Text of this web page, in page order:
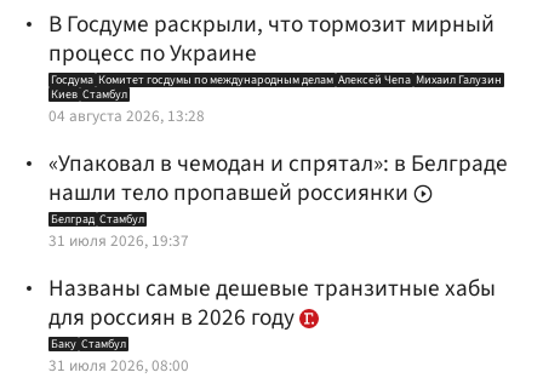
В Госдуме раскрыли, что тормозит мирный
процесс по Украине
Госдума Комитет госдумы по международным делам Алексей Чепа Михаил Галузин
Киев Стамбул
04 августа 2026, 13:28
«Упаковал в чемодан и спрятал»: в Белграде
нашли тело пропавшей россиянки
Белград Стамбул
31 июля 2026, 19:37
Названы самые дешевые транзитные хабы
для россиян в 2026 году
Баку Стамбул
31 июля 2026, 08:00